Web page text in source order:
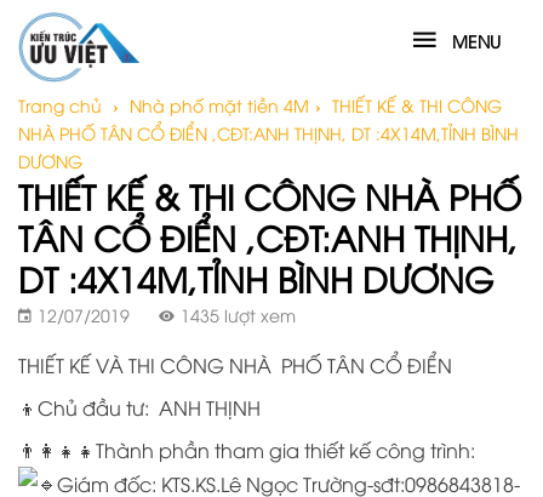
MENU
Trang chủ › Nhà phố mặt tiền 4M › THIẾT KẾ & THI CÔNG
NHÀ PHỐ TÂN CỔ ĐIỂN ,CĐT:ANH THỊNH, DT :4X14M,TỈNH BÌNH
DƯƠNG
THIẾT KẾ & THI CÔNG NHÀ PHỐ
TÂN CỔ ĐIỂN ,CĐT:ANH THỊNH,
DT :4X14M,TỈNH BÌNH DƯƠNG
12/07/2019 1435 lượt xem
THIẾT KẾ VÀ THI CÔNG NHÀ PHỐ TÂN CỔ ĐIỂN
👦Chủ đầu tư: ANH THỊNH
👨‍👩‍👧‍👧Thành phần tham gia thiết kế công trình:
Giám đốc: KTS.KS.Lê Ngọc Trường-sđt:0986843818-